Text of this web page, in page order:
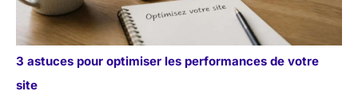
3 astuces pour optimiser les performances de votre
site